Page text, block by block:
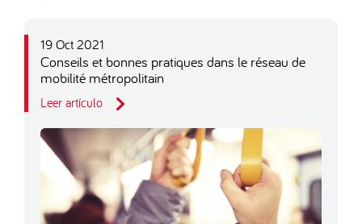
19 Oct 2021
Conseils et bonnes pratiques dans le réseau de
mobilité métropolitain
Leer artículo